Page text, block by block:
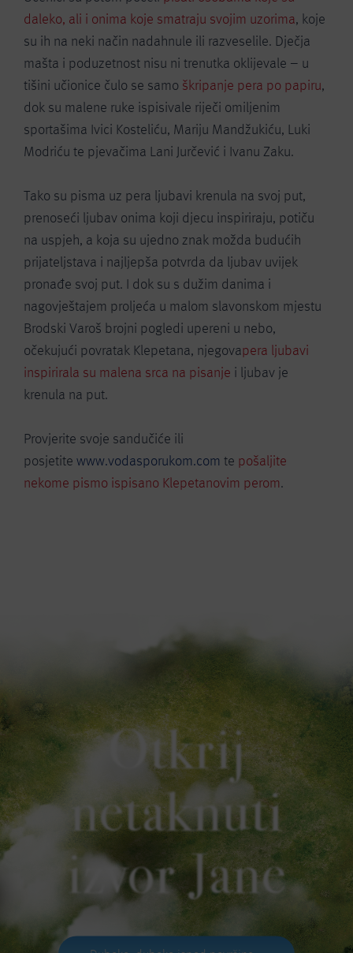
daleko, ali i onima koje smatraju svojim uzorima, koje
su ih na neki način nadahnule ili razveselile. Dječja
mašta i poduzetnost nisu ni trenutka oklijevale – u
tišini učionice čulo se samo škripanje pera po papiru,
dok su malene ruke ispisivale riječi omiljenim
sportašima Ivici Kosteliću, Mariju Mandžukiću, Luki
Modriću te pjevačima Lani Jurčević i Ivanu Zaku.
Tako su pisma uz pera ljubavi krenula na svoj put,
prenoseći ljubav onima koji djecu inspiriraju, potiču
na uspjeh, a koja su ujedno znak možda budućih
prijateljstava i najljepša potvrda da ljubav uvijek
pronađe svoj put. I dok su s dužim danima i
nagovještajem proljeća u malom slavonskom mjestu
Brodski Varoš brojni pogledi upereni u nebo,
očekujući povratak Klepetana, njegovapera ljubavi
inspirirala su malena srca na pisanje i ljubav je
krenula na put.
Provjerite svoje sandučiće ili
posjetite www.vodasporukom.com te pošaljite
nekome pismo ispisano Klepetanovim perom.
Otkrij
netaknuti
izvor Jane